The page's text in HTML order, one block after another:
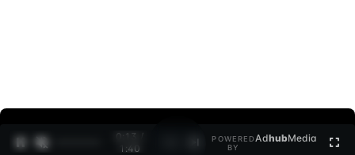
0:13 /
1:40
POWERED
BY
AdhubMedia